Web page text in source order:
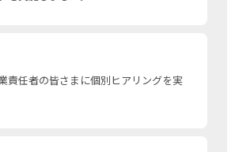
責任者の皆さまに個別ヒアリングを実